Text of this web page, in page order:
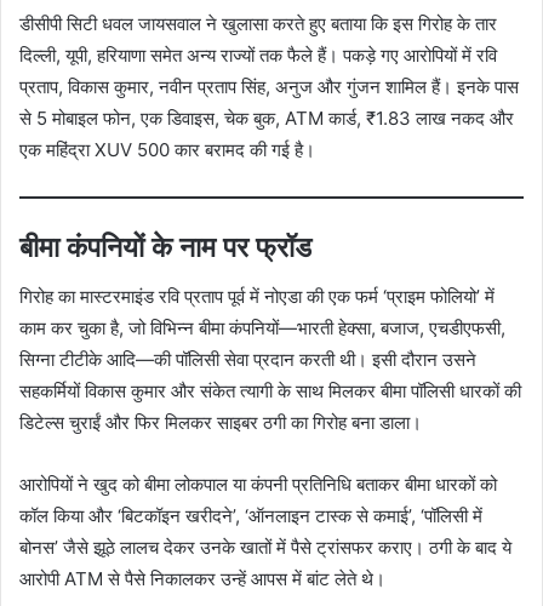
डीसीपी सिटी धवल जायसवाल ने खुलासा करते हुए बताया कि इस गिरोह के तार
दिल्ली, यूपी, हरियाणा समेत अन्य राज्यों तक फैले हैं। पकड़े गए आरोपियों में रवि
प्रताप, विकास कुमार, नवीन प्रताप सिंह, अनुज और गुंजन शामिल हैं। इनके पास
से 5 मोबाइल फोन, एक डिवाइस, चेक बुक, ATM कार्ड, ₹1.83 लाख नकद और
एक महिंद्रा XUV 500 कार बरामद की गई है।
बीमा कंपनियों के नाम पर फ्रॉड
गिरोह का मास्टरमाइंड रवि प्रताप पूर्व में नोएडा की एक फर्म ‘प्राइम फोलियो’ में
काम कर चुका है, जो विभिन्न बीमा कंपनियों—भारती हेक्सा, बजाज, एचडीएफसी,
सिग्ना टीटीके आदि—की पॉलिसी सेवा प्रदान करती थी। इसी दौरान उसने
सहकर्मियों विकास कुमार और संकेत त्यागी के साथ मिलकर बीमा पॉलिसी धारकों की
डिटेल्स चुराईं और फिर मिलकर साइबर ठगी का गिरोह बना डाला।
आरोपियों ने खुद को बीमा लोकपाल या कंपनी प्रतिनिधि बताकर बीमा धारकों को
कॉल किया और ‘बिटकॉइन खरीदने’, ‘ऑनलाइन टास्क से कमाई’, ‘पॉलिसी में
बोनस’ जैसे झूठे लालच देकर उनके खातों में पैसे ट्रांसफर कराए। ठगी के बाद ये
आरोपी ATM से पैसे निकालकर उन्हें आपस में बांट लेते थे।